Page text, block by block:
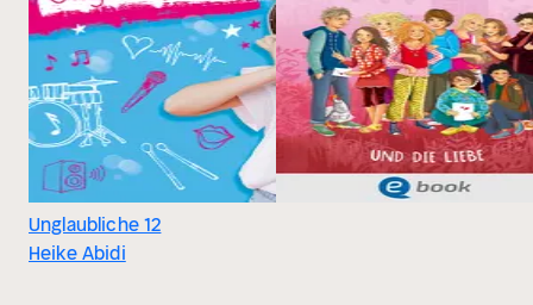
Unglaubliche 12
Heike Abidi